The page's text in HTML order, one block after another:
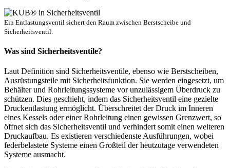
Ein Entlastungsventil sichert den Raum zwischen Berstscheibe und
Sicherheitsventil.
Was sind Sicherheitsventile?
Laut Definition sind Sicherheitsventile, ebenso wie Berstscheiben,
Ausrüstungsteile mit Sicherheitsfunktion. Sie werden eingesetzt, um
Behälter und Rohrleitungssysteme vor unzulässigem Überdruck zu
schützen. Dies geschieht, indem das Sicherheitsventil eine gezielte
Druckentlastung ermöglicht. Überschreitet der Druck im Inneren
eines Kessels oder einer Rohrleitung einen gewissen Grenzwert, so
öffnet sich das Sicherheitsventil und verhindert somit einen weiteren
Druckaufbau. Es existieren verschiedenste Ausführungen, wobei
federbelastete Systeme einen Großteil der heutzutage verwendeten
Systeme ausmacht.